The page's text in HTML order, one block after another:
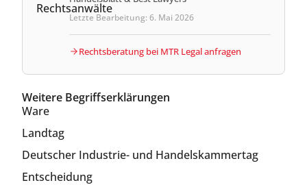
Letzte Bearbeitung: 6. Mai 2026
Rechtsberatung bei MTR Legal anfragen
Weitere Begriffserklärungen
Ware
Landtag
Deutscher Industrie- und Handelskammertag
Entscheidung